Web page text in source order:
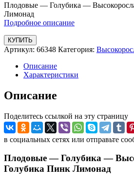
Плодовые — Голубика —
Лимонад
Подробное описание
КУПИТЬ
Артикул: 66348 Категория:
Описание
Характеристики
Описание
Поделитесь ссылкой на эту страницу
в социальных сетях или отправьте
Плодовые — Голубика —
Голубика Пинк Лимонад